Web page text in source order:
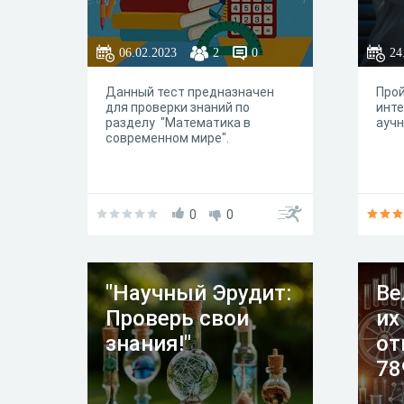
06.02.2023 2 0
Данный тест предназначен
для проверки знаний по
разделу "Математика в
современном мире".
0 0
"Научный Эрудит:
Проверь свои
знания!"
их